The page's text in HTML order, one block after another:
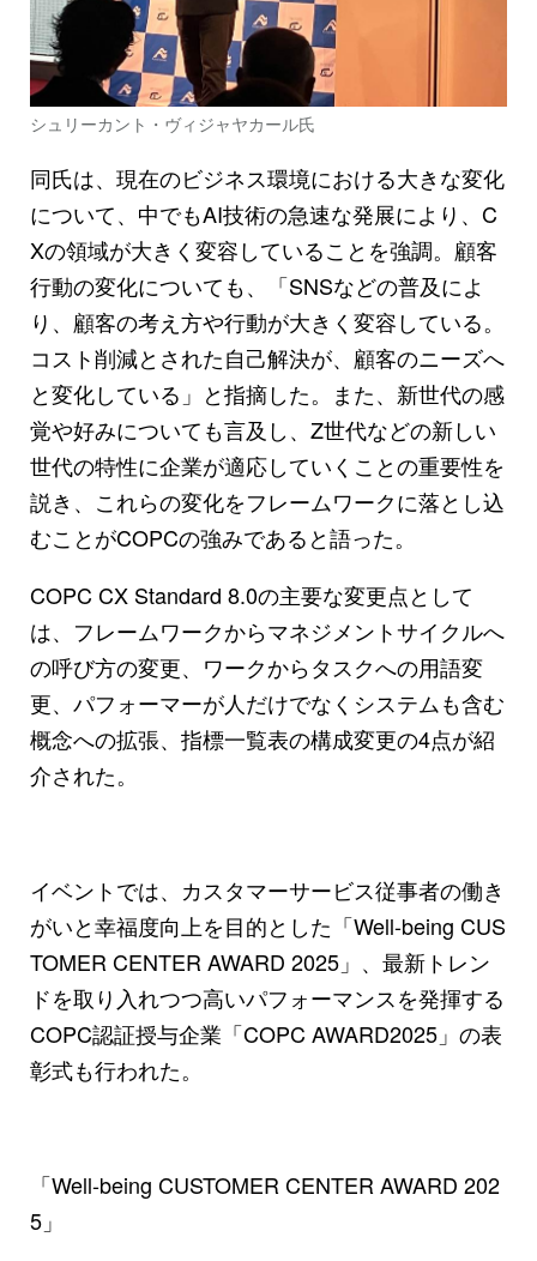
シュリーカント・ヴィジャヤカール氏
同氏は、現在のビジネス環境における大きな変化
について、中でもAI技術の急速な発展により、C
Xの領域が大きく変容していることを強調。顧客
行動の変化についても、「SNSなどの普及によ
り、顧客の考え方や行動が大きく変容している。
コスト削減とされた自己解決が、顧客のニーズへ
と変化している」と指摘した。また、新世代の感
覚や好みについても言及し、Z世代などの新しい
世代の特性に企業が適応していくことの重要性を
説き、これらの変化をフレームワークに落とし込
むことがCOPCの強みであると語った。
COPC CX Standard 8.0の主要な変更点として
は、フレームワークからマネジメントサイクルへ
の呼び方の変更、ワークからタスクへの用語変
更、パフォーマーが人だけでなくシステムも含む
概念への拡張、指標一覧表の構成変更の4点が紹
介された。
イベントでは、カスタマーサービス従事者の働き
がいと幸福度向上を目的とした「Well-being CUS
TOMER CENTER AWARD 2025」、最新トレン
ドを取り入れつつ高いパフォーマンスを発揮する
COPC認証授与企業「COPC AWARD2025」の表
彰式も行われた。
「Well-being CUSTOMER CENTER AWARD 202
5」